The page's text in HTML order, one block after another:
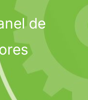
de